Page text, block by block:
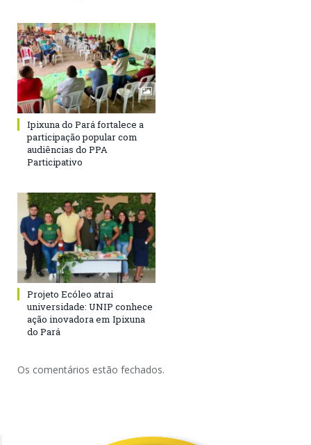
Ipixuna do Pará fortalece a
participação popular com
audiências do PPA
Participativo
Projeto Ecóleo atrai
universidade: UNIP conhece
ação inovadora em Ipixuna
do Pará
Os comentários estão fechados.